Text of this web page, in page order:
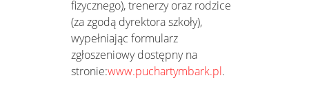
fizycznego), trenerzy oraz rodzice
(za zgodą dyrektora szkoły),
wypełniając formularz
zgłoszeniowy dostępny na
stronie:www.puchartymbark.pl.